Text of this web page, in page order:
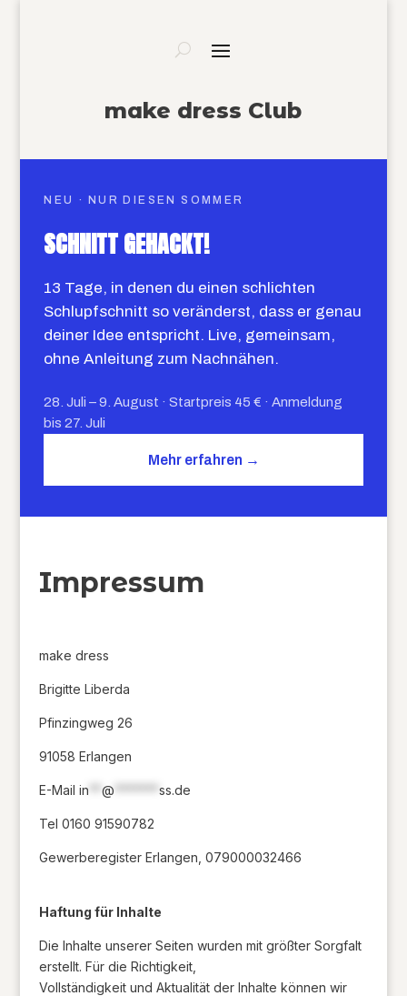
make dress Club
NEU · NUR DIESEN SOMMER
SCHNITT GEHACKT!
13 Tage, in denen du einen schlichten
Schlupfschnitt so veränderst, dass er genau
deiner Idee entspricht. Live, gemeinsam,
ohne Anleitung zum Nachnähen.
28. Juli – 9. August · Startpreis 45 € · Anmeldung
bis 27. Juli
Mehr erfahren →
Impressum
make dress
Brigitte Liberda
Pfinzingweg 26
91058 Erlangen
E-Mail in @ ss.de
Tel 0160 91590782
Gewerberegister Erlangen, 079000032466
Haftung für Inhalte
Die Inhalte unserer Seiten wurden mit größter Sorgfalt
erstellt. Für die Richtigkeit,
Vollständigkeit und Aktualität der Inhalte können wir